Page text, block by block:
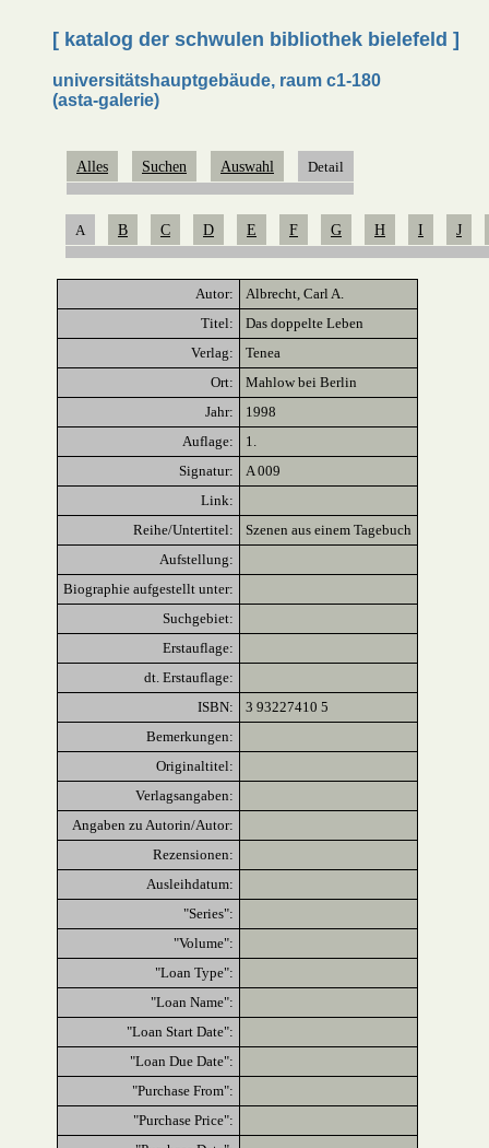
[ katalog der schwulen bibliothek bielefeld ]
universitätshauptgebäude, raum c1-180
(asta-galerie)
Alles Suchen Auswahl Detail
A B C D E F G H I J
Autor:
Albrecht, Carl A.
Titel:
Das doppelte Leben
Verlag:
Tenea
Ort:
Mahlow bei Berlin
Jahr:
1998
Auflage:
1.
Signatur:
A 009
Link:
Reihe/Untertitel:
Szenen aus einem Tagebuch
Aufstellung:
Biographie aufgestellt unter:
Suchgebiet:
Erstauflage:
dt. Erstauflage:
ISBN:
3 93227410 5
Bemerkungen:
Originaltitel:
Verlagsangaben:
Angaben zu Autorin/Autor:
Rezensionen:
Ausleihdatum:
"Series":
"Volume":
"Loan Type":
"Loan Name":
"Loan Start Date":
"Loan Due Date":
"Purchase From":
"Purchase Price":